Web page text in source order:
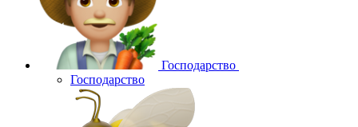
Господарство
Господарство